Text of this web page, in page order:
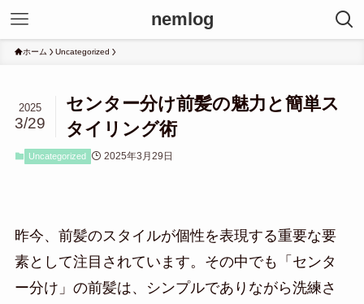
nemlog
ホーム Uncategorized
センター分け前髪の魅力と簡単ス
タイリング術
2025
3/29
Uncategorized 2025年3月29日
昨今、前髪のスタイルが個性を表現する重要な要
素として注目されています。その中でも「センタ
ー分け」の前髪は、シンプルでありながら洗練さ